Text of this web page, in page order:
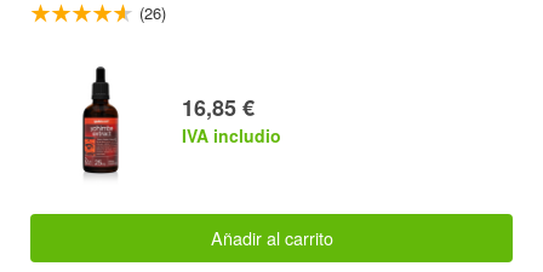
(26)
16,85 €
IVA includio
Añadir al carrito